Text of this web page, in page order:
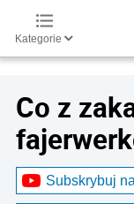
Kategorie
Co z
Subskrybuj